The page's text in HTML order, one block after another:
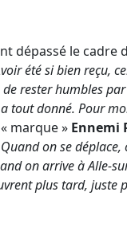
dépassé le cadre
été si bien reçu,
rester humbles
tout donné. Pour
marque » Ennemi
Quand on se
on arrive à Alle-
plus tard, juste